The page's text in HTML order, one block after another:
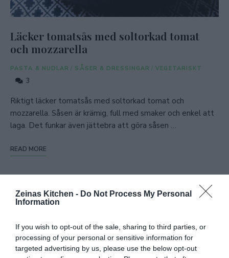
Zeinas Kitchen - Do Not Process My Personal
Information
If you wish to opt-out of the sale, sharing to third parties, or
processing of your personal or sensitive information for
targeted advertising by us, please use the below opt-out
Läcker tomatsås med soltorkad tomat
och mozzarella
PASTA & NUDLAR / SÅSER & DRESSINGAR / VEGETARISKT
3
Riktigt läcker tomatsås med soltorkad tomat och
mozzarella. Såsen är krämig, full med smaker och enkel att
laga. Det funkar även jättebra att göra såsen …
READ MORE